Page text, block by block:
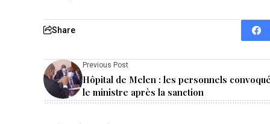
Share
Previous Post
Hôpital de Melen : les personnels
le ministre après la sanction